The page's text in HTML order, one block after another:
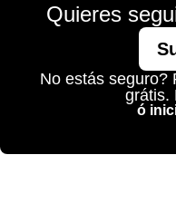
Quieres
No estás seguro?
grátis.
ó